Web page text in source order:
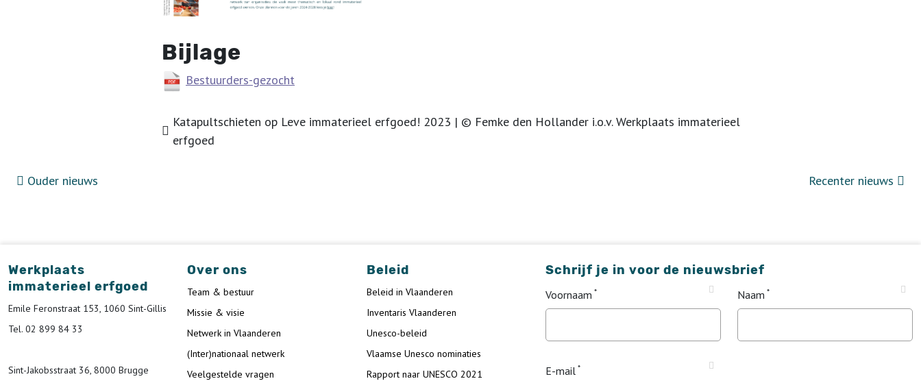
Bijlage
Bestuurders-gezocht
Katapultschieten op Leve immaterieel erfgoed! 2023 | © Femke den Hollander i.o.v. Werkplaats immaterieel
erfgoed
Ouder nieuws Recenter nieuws
Werkplaats
immaterieel erfgoed
Emile Feronstraat 153, 1060 Sint-Gillis
Tel. 02 899 84 33
Sint-Jakobsstraat 36, 8000 Brugge
Over ons
Team & bestuur
Missie & visie
Netwerk in Vlaanderen
(Inter)nationaal netwerk
Veelgestelde vragen
Beleid
Beleid in Vlaanderen
Inventaris Vlaanderen
Unesco-beleid
Vlaamse Unesco nominaties
Rapport naar UNESCO 2021
Schrijf je in voor de nieuwsbrief
Voornaam Naam
E-mail